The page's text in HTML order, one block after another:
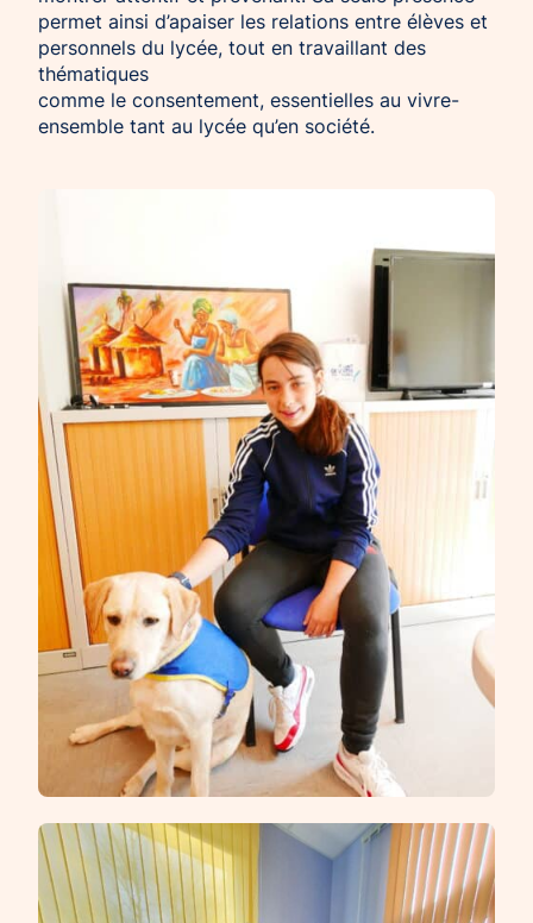
permet ainsi d’apaiser les relations entre élèves et
personnels du lycée, tout en travaillant des
thématiques
comme le consentement, essentielles au vivre-
ensemble tant au lycée qu’en société.